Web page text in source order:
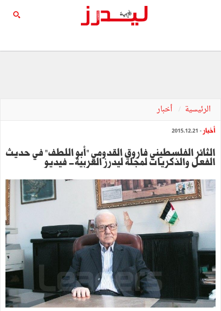
الرئيسية أخبار
أخبار - 2015.12.21
‬الفعل‭ ‬والذكريات لمجلة ليدرز العربية- فيديو